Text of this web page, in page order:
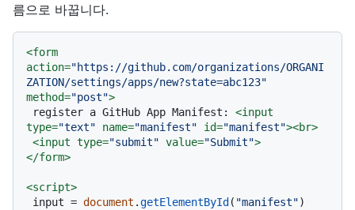
름으로 바꿉니다.
<form
action="https://github.com/organizations/ORGANI
ZATION/settings/apps/new?state=abc123"
method="post">
register a GitHub App Manifest: <input
type="text" name="manifest" id="manifest"><br>
<input type="submit" value="Submit">
</form>
<script>
input = document .getElementById ( "manifest")